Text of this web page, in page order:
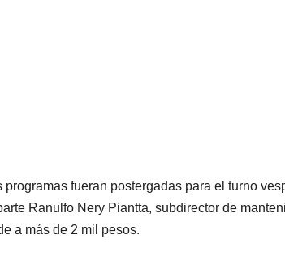
programas fueran postergadas para el turno
Ranulfo Nery Piantta, subdirector de
a más de 2 mil pesos.